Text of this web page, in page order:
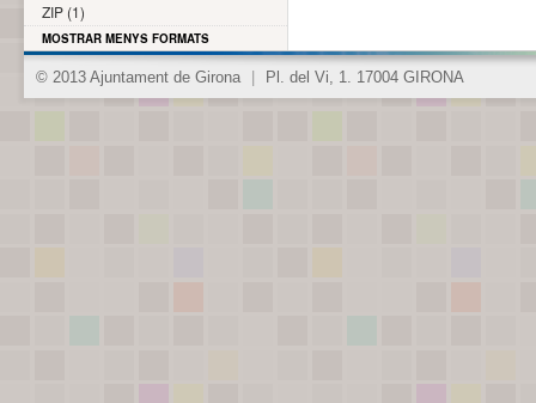
ZIP (1)
MOSTRAR MENYS FORMATS
© 2013 Ajuntament de Girona Pl. del Vi, 1. 17004 GIRONA